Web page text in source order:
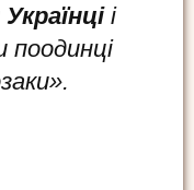
Українціі
поодинці